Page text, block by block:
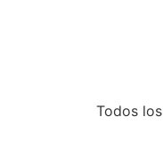
Todos